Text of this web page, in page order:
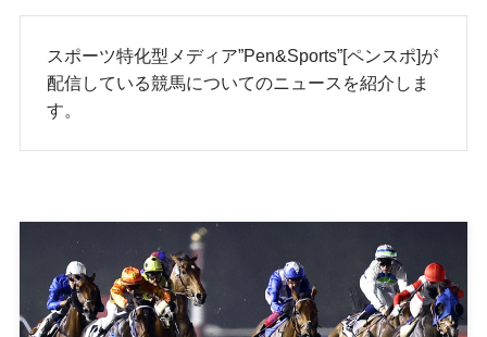
スポーツ特化型メディア”Pen&Sports”[ペンスポ]が
配信している競馬についてのニュースを紹介しま
す。